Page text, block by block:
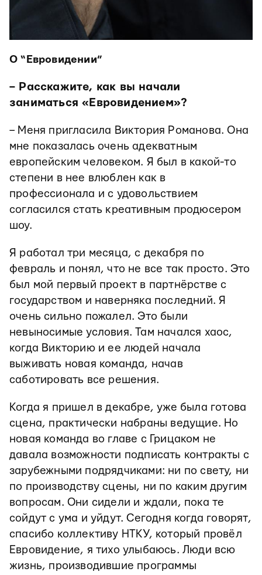
О “Евровидении”
– Расскажите, как вы начали
заниматься «Евровидением»?
– Меня пригласила Виктория Романова. Она
мне показалась очень адекватным
европейским человеком. Я был в какой-то
степени в нее влюблен как в
профессионала и с удовольствием
согласился стать креативным продюсером
шоу.
Я работал три месяца, с декабря по
февраль и понял, что не все так просто. Это
был мой первый проект в партнёрстве с
государством и наверняка последний. Я
очень сильно пожалел. Это были
невыносимые условия. Там начался хаос,
когда Викторию и ее людей начала
выживать новая команда, начав
саботировать все решения.
Когда я пришел в декабре, уже была готова
сцена, практически набраны ведущие. Но
новая команда во главе с Грицаком не
давала возможности подписать контракты с
зарубежными подрядчиками: ни по свету, ни
по производству сцены, ни по каким другим
вопросам. Они сидели и ждали, пока те
сойдут с ума и уйдут. Сегодня когда говорят,
спасибо коллективу НТКУ, который провёл
Евровидение, я тихо улыбаюсь. Люди всю
жизнь, производившие программы